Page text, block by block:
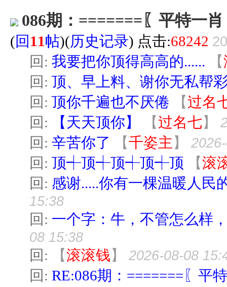
086期：=======〖平特一
(回 11帖)(历史记录) 点击:68242
回: 我要把你顶得高高的...... 【
回: 顶、早上料、谢你无私帮
回: 顶你千遍也不厌倦 【过名
回:
【天天顶你】 【过名七】
回: 辛苦你了 【千姿主 】
回: 顶┽顶┽顶┽顶┽顶 【滚
回: 感谢.....你有一棵温暖人民
15:38
回: 一个字：牛，不管怎么样
08 15:38
回: 【滚滚钱】 2026-08-08
回: RE:086期：=======〖平